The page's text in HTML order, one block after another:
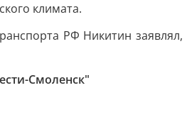
климата.
РФ Никитин
Смоленск"